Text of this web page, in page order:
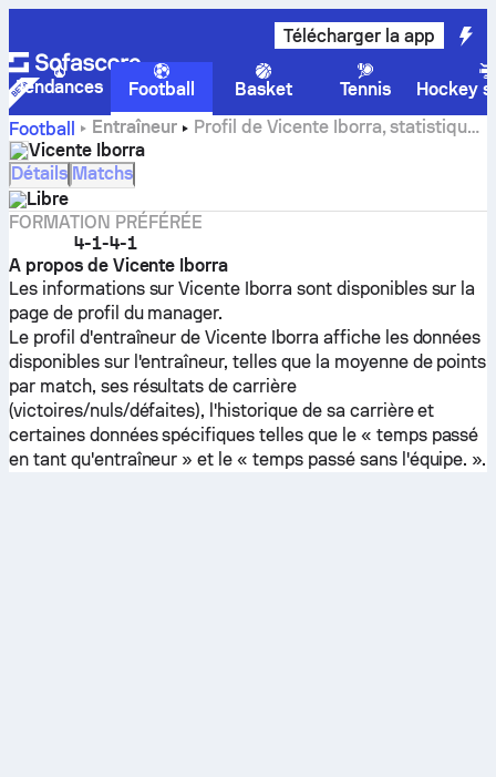
Télécharger la app
Tendances Football Basket Tennis
Hockey
Football
Entraîneur
Profil de Vicente Iborra, statistiques
et historique de carrière
Vicente Iborra
Détails Matchs
Libre
FORMATION PRÉFÉRÉE
4-1-4-1
A propos de Vicente Iborra
Les informations sur Vicente Iborra sont disponibles sur la
page de profil du manager.
Le profil d'entraîneur de Vicente Iborra affiche les données
disponibles sur l'entraîneur, telles que la moyenne de points
par match, ses résultats de carrière
(victoires/nuls/défaites), l'historique de sa carrière et
certaines données spécifiques telles que le « temps passé
en tant qu'entraîneur » et le « temps passé sans l'équipe. ».